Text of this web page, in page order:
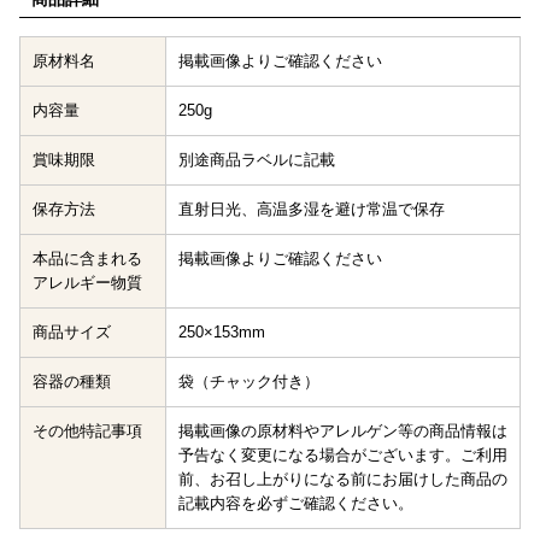
原材料名 掲載画像よりご確認ください
内容量 250g
賞味期限 別途商品ラベルに記載
保存方法 直射日光、高温多湿を避け常温で保存
本品に含まれる
アレルギー物質
掲載画像よりご確認ください
商品サイズ 250×153mm
容器の種類 袋（チャック付き）
その他特記事項
掲載画像の原材料やアレルゲン等の商品情報は
予告なく変更になる場合がございます。ご利用
前、お召し上がりになる前にお届けした商品の
記載内容を必ずご確認ください。